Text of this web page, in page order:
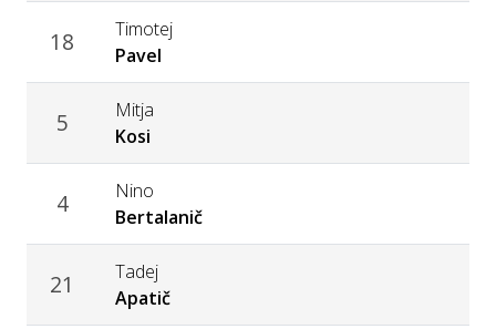
18
Timotej
Pavel
5
Mitja
Kosi
4
Nino
Bertalanič
21
Tadej
Apatič